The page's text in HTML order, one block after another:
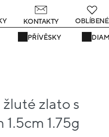
PŘÍVĚSKY
KONTAKTY OBLÍBENÉ
zlato s
1.75g